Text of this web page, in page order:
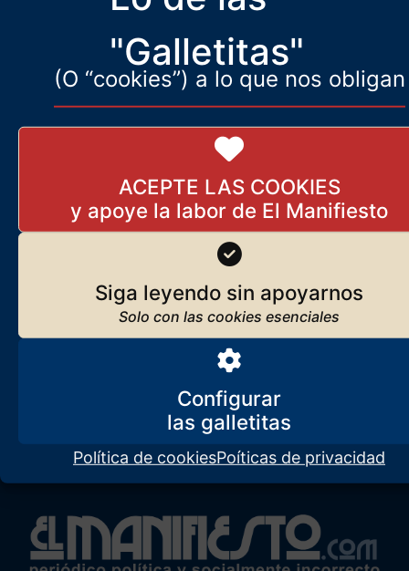
"Galletitas"
(O “cookies”) a lo que nos obligan
ACEPTE LAS COOKIES
Siga leyendo sin apoyarnos
Configurar
Política de cookiesPoíticas de privacidad